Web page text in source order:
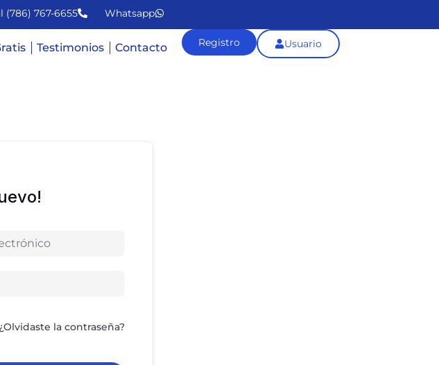
(786) 767-6655 Whatsapp
Testimonios Contacto Registro Usuario
¿Olvidaste la contraseña?